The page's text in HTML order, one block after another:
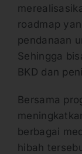
roadmap
pendanaan
Sehingga
BKD dan
Bersama
berbagai
hibah